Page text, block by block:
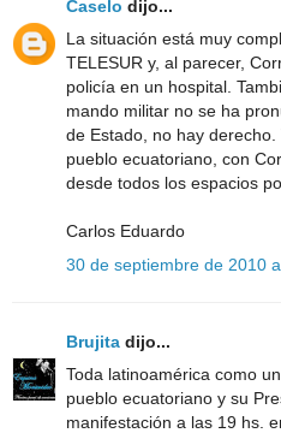
Caselo dijo...
La situación está muy
TELESUR y, al parecer,
policía en un hospital.
mando militar no se ha
de Estado, no hay
pueblo ecuatoriano, con
desde todos los espacios
Carlos Eduardo
30 de septiembre de 2010
Brujita dijo...
Toda latinoamérica como
pueblo ecuatoriano y su
manifestación a las 19 hs.